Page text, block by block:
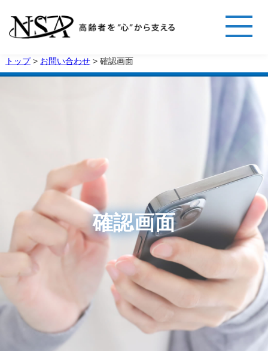
トップ> お問い合わせ> 確認画面
確認画面